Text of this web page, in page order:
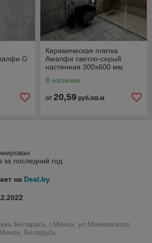
G
Керамическая плитка
Амалфи светло-серый
настенная 300х600 мм
В наличии
от 20,59 руб./кв.м
за последний год
на Deal.by
Беларусь, г.Минск, ул.Маяковского
Беларусь